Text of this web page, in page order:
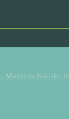
Marché de Noël des